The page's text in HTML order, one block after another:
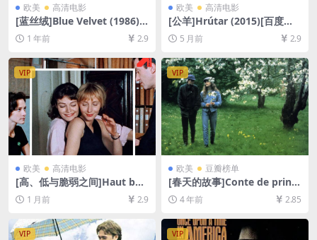
欧美 高清电影
[蓝丝绒]Blue Velvet (1986)
[百度网盘+夸克网盘1080P超
清未删减资源][网盘在线播放/
1 年前 2.9
欧美 高清电影
[公羊]Hrútar (2015)[百度网
盘+夸克网盘1080P超清未删
减资源][网盘在线播放/下载]
5 月前 2.9
VIP
欧美 高清电影
[高、低与脆弱之间]Haut bas
fragile (1995)[百度网盘+夸克
网盘1080P超清未删减资源]
[网盘在线播放/下载][MP4/11
GB][中英字幕]
1 月前 2.9
VIP
欧美 豆瓣榜单
[春天的故事]Conte de printe
mps (1990)[百度网盘+迅雷云
盘资源1080P超清][MP4/6G
B][中文字幕]
4 年前 2.85
VIP VIP